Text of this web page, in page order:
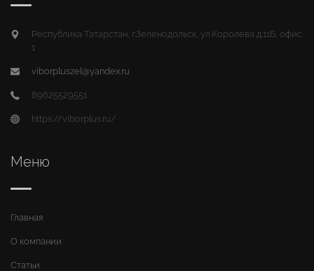
Республика Татарстан, г.Зеленодольск, ул.Королева д.11Б, офис
1
viborpluszel@yandex.ru
89625529551
https://viborplus.ru/
Меню
Главная
О компании
Статьи